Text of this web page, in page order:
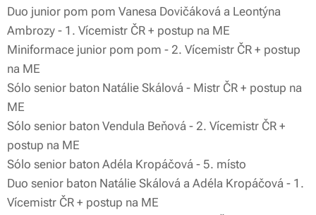
Duo junior pom pom Vanesa Dovičáková a Leontýna
Ambrozy - 1. Vícemistr ČR + postup na ME
Miniformace junior pom pom - 2. Vícemistr ČR + postup
na ME
Sólo senior baton Natálie Skálová - Mistr ČR + postup na
ME
Sólo senior baton Vendula Beňová - 2. Vícemistr ČR +
postup na ME
Sólo senior baton Adéla Kropáčová - 5. místo
Duo senior baton Natálie Skálová a Adéla Kropáčová - 1.
Vícemistr ČR + postup na ME